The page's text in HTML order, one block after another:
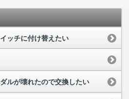
ッチに付け替えたい
ルが壊れたので交換したい